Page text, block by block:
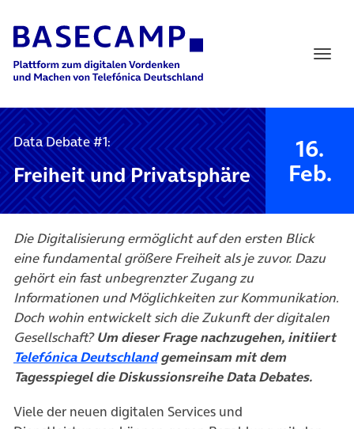
Main Navigation
Data Debate #1:
Freiheit und Privatsphäre
16.
Feb.
Die Digitalisierung ermöglicht auf den ersten Blick
eine fundamental größere Freiheit als je zuvor. Dazu
gehört ein fast unbegrenzter Zugang zu
Informationen und Möglichkeiten zur Kommunikation.
Doch wohin entwickelt sich die Zukunft der digitalen
Gesellschaft?Um dieser Frage nachzugehen, initiiert
Telefónica Deutschland(öffnet in neuem Tab)
gemeinsam mit dem
Tagesspiegel die Diskussionsreihe Data Debates.
Viele der neuen digitalen Services und